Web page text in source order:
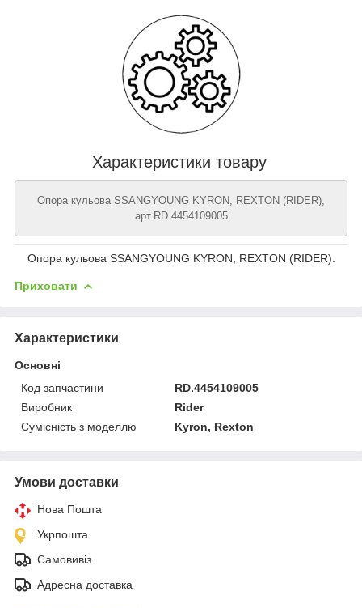
Характеристики товару
Опора кульова SSANGYOUNG KYRON, REXTON (RIDER),
арт.RD.4454109005
Опора кульова SSANGYOUNG KYRON, REXTON (RIDER).
Приховати
Характеристики
Основні
Код запчастини
RD.4454109005
Виробник
Rider
Сумісність з моделлю
Kyron, Rexton
Умови доставки
Нова Пошта
Укрпошта
Самовивіз
Адресна доставка